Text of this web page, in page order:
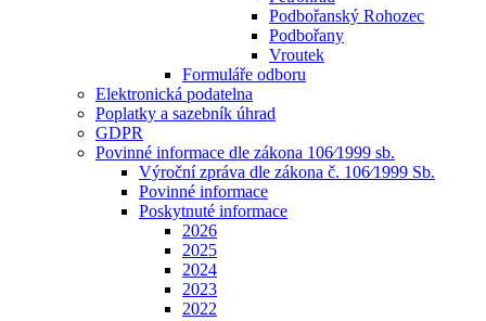
Podbořanský Rohozec
Podbořany
Vroutek
Formuláře odboru
Elektronická podatelna
Poplatky a sazebník úhrad
GDPR
Povinné informace dle zákona 106⁄1999 sb.
Výroční zpráva dle zákona č. 106⁄1999 Sb.
Povinné informace
Poskytnuté informace
2026
2025
2024
2023
2022